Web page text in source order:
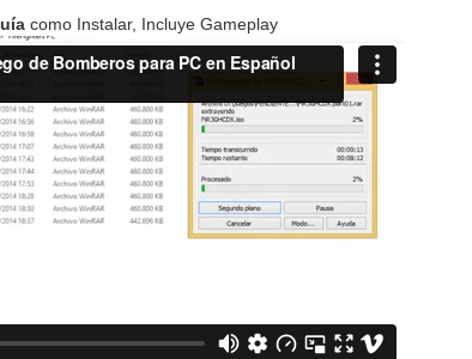
como Instalar, Incluye Gameplay